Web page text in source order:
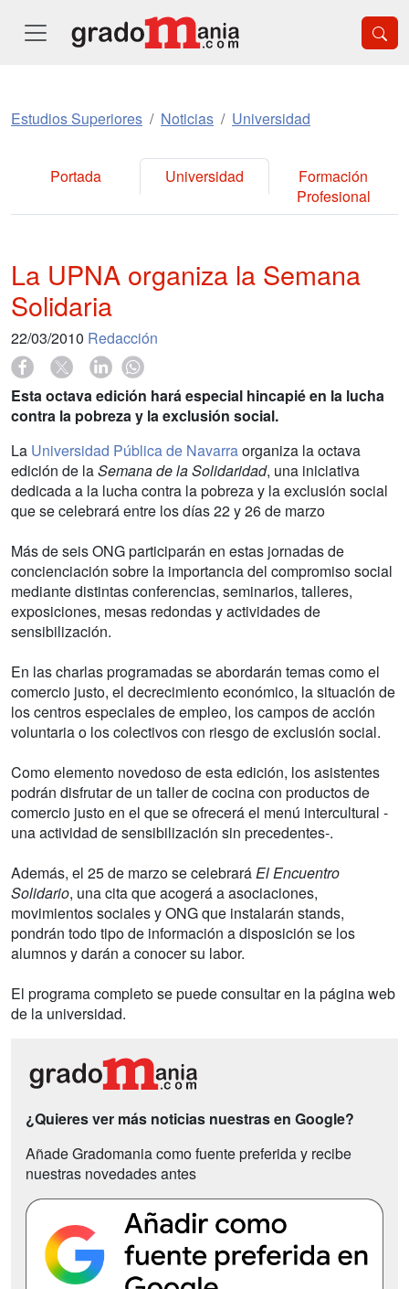
Estudios Superiores Noticias Universidad
Portada Universidad
Formación
Profesional
La UPNA organiza la Semana
Solidaria
22/03/2010 Redacción
Esta octava edición hará especial hincapié en la lucha
contra la pobreza y la exclusión social.
La Universidad Pública de Navarraorganiza la octava
edición de laSemana de la Solidaridad, una iniciativa
dedicada a la lucha contra la pobreza y la exclusión social
que se celebrará entre los días 22 y 26 de marzo
Más de seis ONG participarán en estas jornadas de
concienciación sobre la importancia del compromiso social
mediante distintas conferencias, seminarios, talleres,
exposiciones, mesas redondas y actividades de
sensibilización.
En las charlas programadas se abordarán temas como el
comercio justo, el decrecimiento económico, la situación de
los centros especiales de empleo, los campos de acción
voluntaria o los colectivos con riesgo de exclusión social.
Como elemento novedoso de esta edición, los asistentes
podrán disfrutar de un taller de cocina con productos de
comercio justo en el que se ofrecerá el menú intercultural -
una actividad de sensibilización sin precedentes-.
Además, el 25 de marzo se celebraráEl Encuentro
Solidario, una cita que acogerá a asociaciones,
movimientos sociales y ONG que instalarán stands,
pondrán todo tipo de información a disposición se los
alumnos y darán a conocer su labor.
El programa completo se puede consultar en la página web
de la universidad.
¿Quieres ver más noticias nuestras en Google?
Añade Gradomania como fuente preferida y recibe
nuestras novedades antes